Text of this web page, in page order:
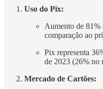
Uso do Pix:
Aumento de 81%
comparação ao
Pix representa
de 2023 (26% no
Mercado de Cartões: